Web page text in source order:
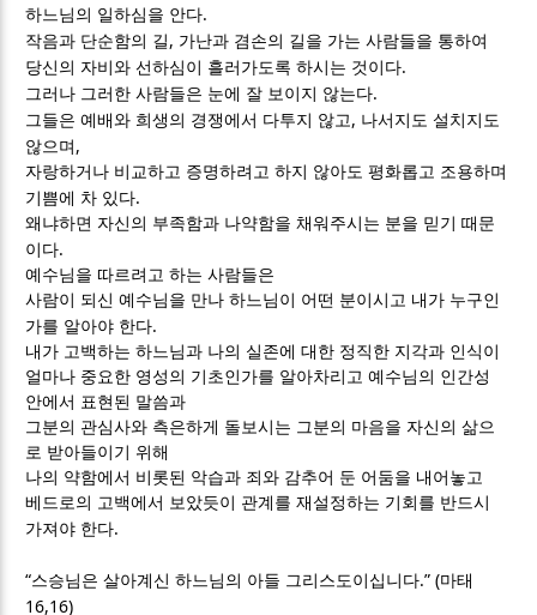
하느님의 일하심을 안다.
작음과 단순함의 길 , 가난과 겸손의 길을 가는 사람들을 통하여
당신의 자비와 선하심이 흘러가도록 하시는 것이다.
그러나 그러한 사람들은 눈에 잘 보이지 않는다.
그들은 예배와 희생의 경쟁에서 다투지 않고 , 나서지도 설치지도
않으며 ,
자랑하거나 비교하고 증명하려고 하지 않아도 평화롭고 조용하며
기쁨에 차 있다.
왜냐하면 자신의 부족함과 나약함을 채워주시는 분을 믿기 때문
이다.
예수님을 따르려고 하는 사람들은
사람이 되신 예수님을 만나 하느님이 어떤 분이시고 내가 누구인
가를 알아야 한다.
내가 고백하는 하느님과 나의 실존에 대한 정직한 지각과 인식이
얼마나 중요한 영성의 기초인가를 알아차리고 예수님의 인간성
안에서 표현된 말씀과
그분의 관심사와 측은하게 돌보시는 그분의 마음을 자신의 삶으
로 받아들이기 위해
나의 약함에서 비롯된 악습과 죄와 감추어 둔 어둠을 내어놓고
베드로의 고백에서 보았듯이 관계를 재설정하는 기회를 반드시
가져야 한다.
“스승님은 살아계신 하느님의 아들 그리스도이십니다.” (마태
16,16)